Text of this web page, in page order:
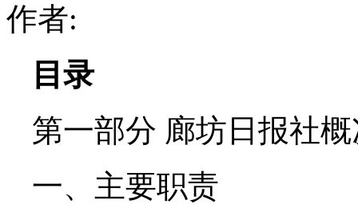
作者:
目录
第一部分 廊坊日报社
一、主要职责